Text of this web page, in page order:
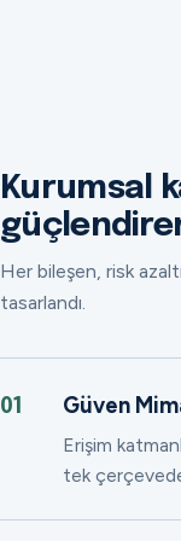
Kurumsal
Her bileşen, risk
tasarlandı.
01 Güven
Erişim
tek çerçevede